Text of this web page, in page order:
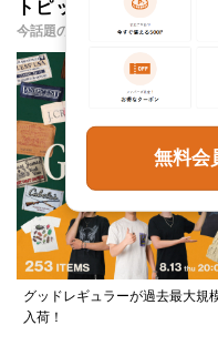
トピックス・特集
今話題のアイテムやイベント・コ
グッドレギュラーが過去最大規
入荷！
無料会